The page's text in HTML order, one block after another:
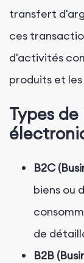
transfert
ces
d'activités
produits et
Types
B2C
biens ou
de
B2B